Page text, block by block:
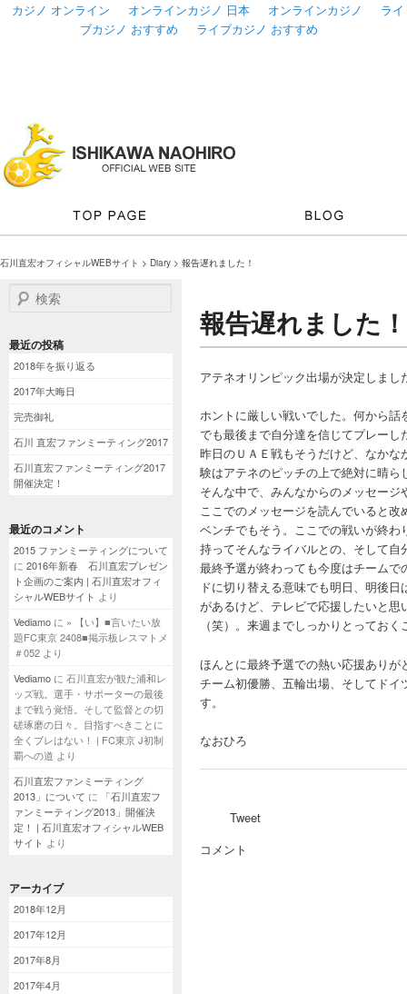
カジノ オンライン オンラインカジノ 日本 オンラインカジノ
ライ
ブカジノ おすすめ
ライブカジノ おすすめ
石川直宏オフィシャルWEBサイト > Diary > 報告遅れました！
検索
最近の投稿
2018年を振り返る
2017年大晦日
完売御礼
石川 直宏ファンミーティング2017
石川直宏ファンミーティング2017
開催決定！
最近のコメント
2015 ファンミーティングについて
に 2016年新春 石川直宏プレゼン
ト企画のご案内 | 石川直宏オフィ
シャルWEBサイト より
Vediamo に » 【い】■言いたい放
題FC東京 2408■掲示板レスマトメ
＃052 より
Vediamo に 石川直宏が観た浦和レ
ッズ戦。選手・サポーターの最後
まで戦う覚悟。そして監督との切
磋琢磨の日々。目指すべきことに
全くブレはない！ | FC東京 J初制
覇への道 より
石川直宏ファンミーティング
2013」について に
「石川直宏フ
ァンミーティング2013」開催決
定！ | 石川直宏オフィシャルWEB
サイト より
アーカイブ
2018年12月
2017年12月
2017年8月
2017年4月
報告遅れました！
アテネオリンピック出場が決定しまし
ホントに厳しい戦いでした。何から
でも最後まで自分達を信じてプレーし
昨日のＵＡＥ戦もそうだけど、なか
験はアテネのピッチの上で絶対に晴ら
そんな中で、みんなからのメッセー
ここでのメッセージを読んでいると
ベンチでもそう。ここでの戦いが終
持ってそんなライバルとの、そして
最終予選が終わっても今度はチーム
ドに切り替える意味でも明日、明後
があるけど、テレビで応援したいと
（笑）。来週までしっかりとってお
ほんとに最終予選での熱い応援あり
チーム初優勝、五輪出場、そしてド
す。
なおひろ
Tweet
コメント